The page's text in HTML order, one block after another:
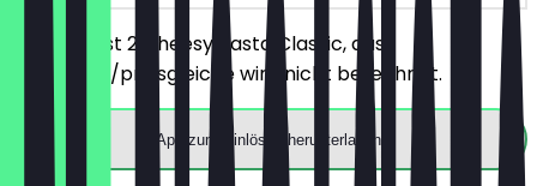
Du bestellst 2 Cheesy Pasta Classic, das
günstigere/preisgleiche wird nicht berechnet.
App zum Einlösen herunterladen